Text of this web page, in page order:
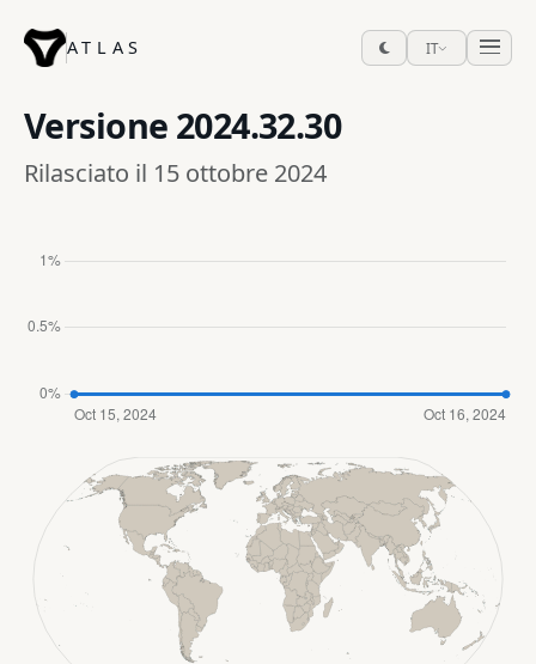
ATLAS IT
Versione 2024.32.30
Rilasciato il 15 ottobre 2024